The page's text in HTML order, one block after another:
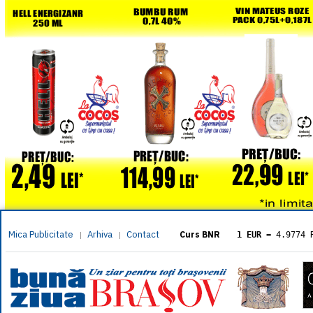
Mica Publicitate | Arhiva | Contact Curs BNR 1 EUR = 4.9774
= 5.8304
1 XAU= 464.4611
1 AED= 1.1933
1 AUD= 2.7957
1 BGN= 2.5449